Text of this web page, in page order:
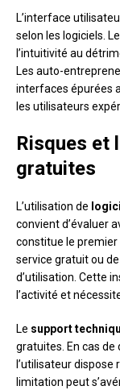
L’interface
selon les logiciels.
l’intuitivité au
Les auto-
interfaces épurées
les utilisateurs
Risques et
gratuites
L’utilisation de
convient d’évaluer
constitue le premier
service gratuit ou
d’utilisation. Cette
l’activité et
Le support
gratuites. En cas
l’utilisateur dispose
limitation peut